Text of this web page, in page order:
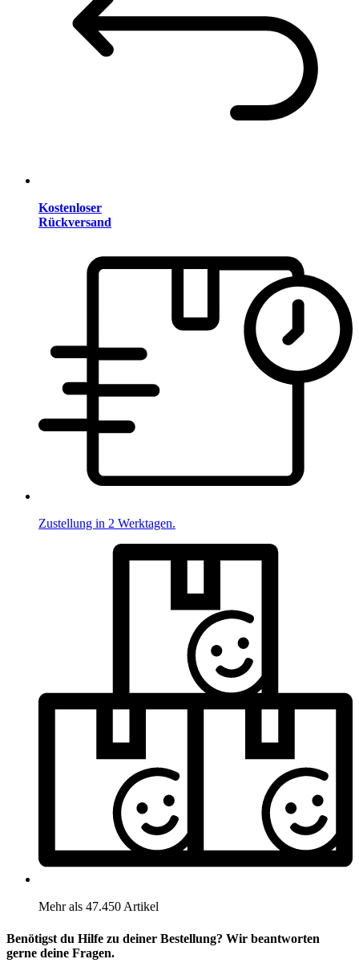
Kostenloser
Rückversand
Zustellung in 2 Werktagen.
Mehr als 47.450 Artikel
Benötigst du Hilfe zu deiner Bestellung? Wir beantworten
gerne deine Fragen.